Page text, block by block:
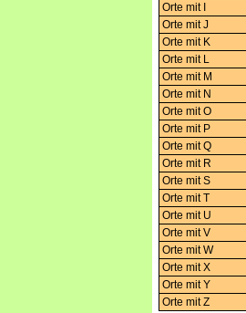
Orte mit I
Orte mit J
Orte mit K
Orte mit L
Orte mit M
Orte mit N
Orte mit O
Orte mit P
Orte mit Q
Orte mit R
Orte mit S
Orte mit T
Orte mit U
Orte mit V
Orte mit W
Orte mit X
Orte mit Y
Orte mit Z